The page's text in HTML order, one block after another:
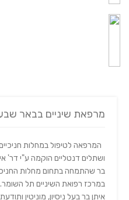
מרפאת שיניים בבאר
המרפאה לטיפול במחלות
ושתלים דנטליים הוקמה ע"י דר'
בר שהתמחה בתחום מחלות
במרכז רפואת השיניים תל
איתן בר בעל ניסיון, מוניטין ותודעת